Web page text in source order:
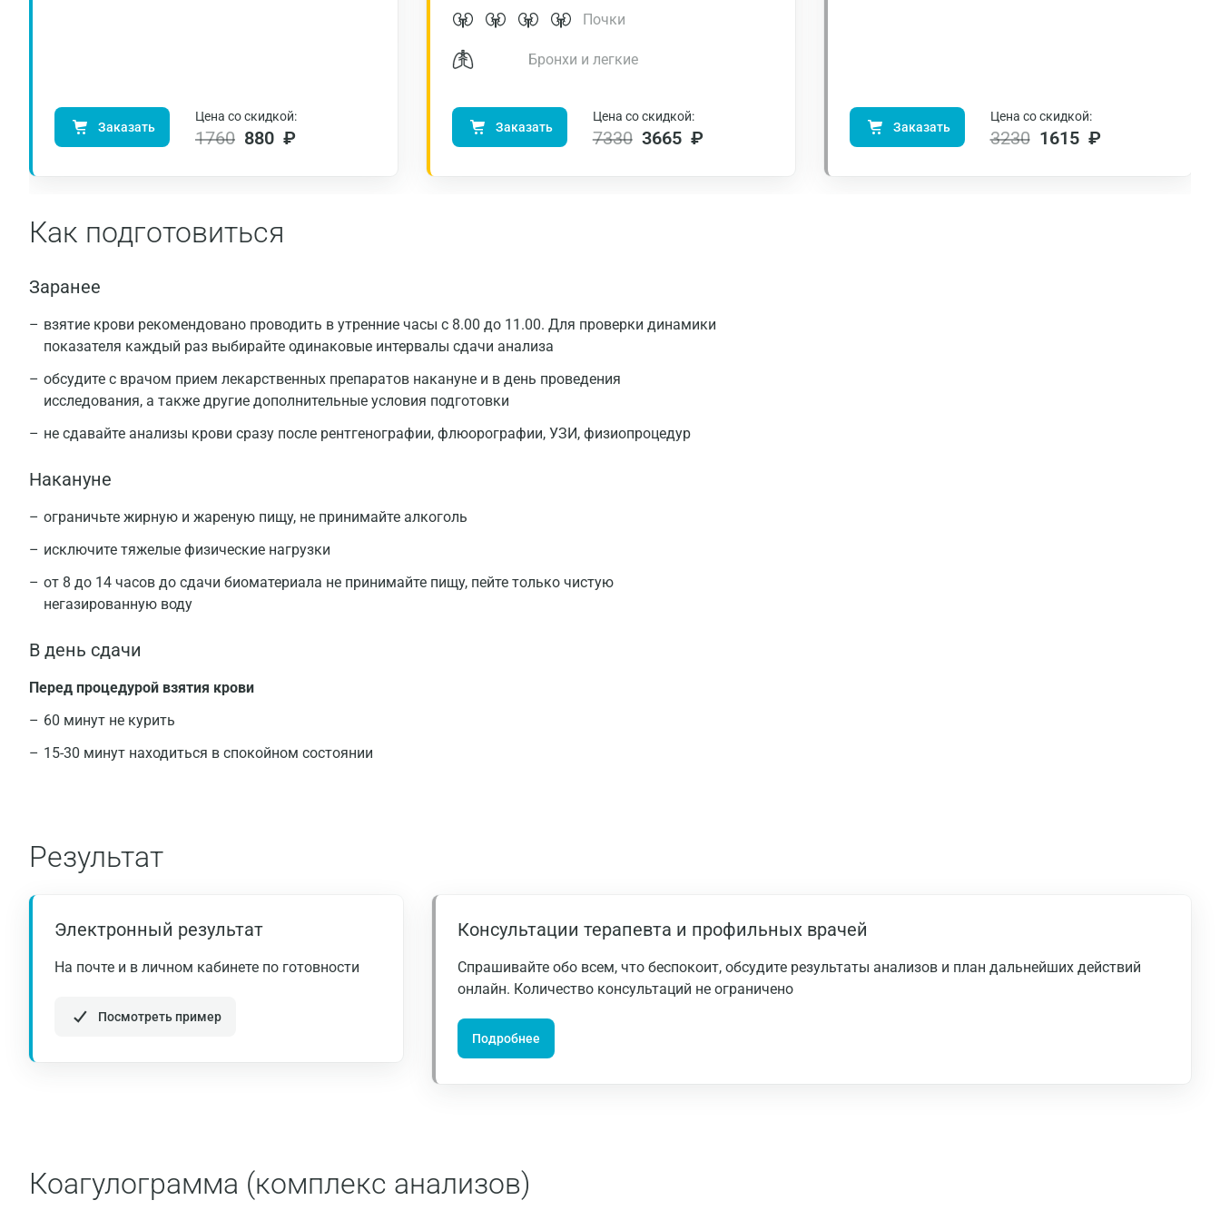
Заказать
Цена со скидкой:
1760 880 ₽
Почки
Бронхи и легкие
Заказать
Цена со скидкой:
7330 3665 ₽ Заказать
Цена со скидкой:
3230 1615 ₽
Как подготовиться
Заранее
взятие крови рекомендовано проводить в утренние часы с 8.00 до 11.00. Для проверки динамики
показателя каждый раз выбирайте одинаковые интервалы сдачи анализа
обсудите с врачом прием лекарственных препаратов накануне и в день проведения
исследования, а также другие дополнительные условия подготовки
не сдавайте анализы крови сразу после рентгенографии, флюорографии, УЗИ, физиопроцедур
Накануне
ограничьте жирную и жареную пищу, не принимайте алкоголь
исключите тяжелые физические нагрузки
от 8 до 14 часов до сдачи биоматериала не принимайте пищу, пейте только чистую
негазированную воду
В день сдачи
Перед процедурой взятия крови
60 минут не курить
15-30 минут находиться в спокойном состоянии
Результат
Электронный результат
На почте и в личном кабинете по готовности
Посмотреть пример
Консультации терапевта и профильных врачей
Спрашивайте обо всем, что беспокоит, обсудите результаты анализов и план дальнейших действий
онлайн. Количество консультаций не ограничено
Подробнее
Коагулограмма (комплекс анализов)
Нижний Новгород
Казань
Апрелевка
Армавир
Великий Новгород
Владимир
Волгоград
Всеволожск
Жуковский
Звенигород
Иваново
Йошкар-Ола